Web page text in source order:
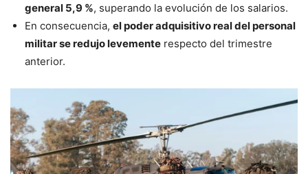
general 5,9 %, superando la evolución de los salarios.
En consecuencia, el poder adquisitivo real del personal
militar se redujo levemente respecto del trimestre
anterior.